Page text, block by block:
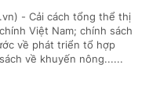
- Cải cách tổng thể thị
Việt Nam; chính sách
về phát triển tổ hợp
về khuyến nông......